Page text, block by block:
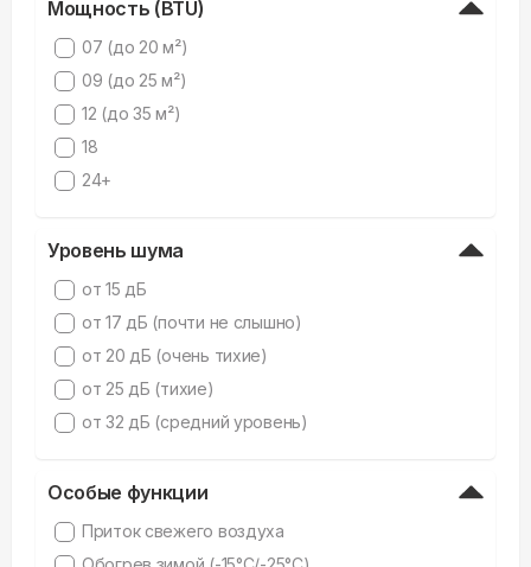
Мощность (BTU)
07 (до 20 м²)
09 (до 25 м²)
12 (до 35 м²)
18
24+
Уровень шума
от 15 дБ
от 17 дБ (почти не слышно)
от 20 дБ (очень тихие)
от 25 дБ (тихие)
от 32 дБ (средний уровень)
Особые функции
Приток свежего воздуха